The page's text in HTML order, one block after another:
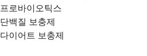
프로바이오틱스
단백질 보충제
다이어트 보충제